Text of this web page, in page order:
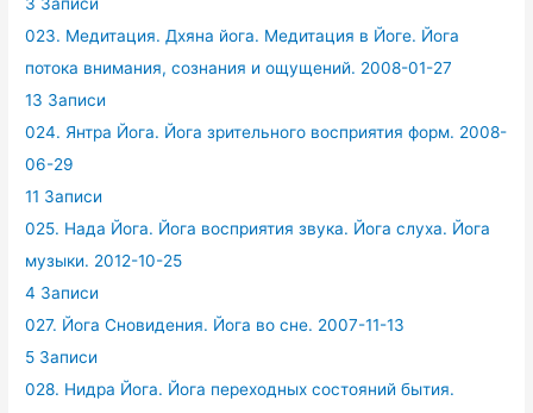
023. Медитация. Дхяна йога. Медитация в Йоге. Йога
потока внимания, сознания и ощущений. 2008-01-27
13 Записи
024. Янтра Йога. Йога зрительного восприятия форм. 2008-
06-29
11 Записи
025. Нада Йога. Йога восприятия звука. Йога слуха. Йога
музыки. 2012-10-25
4 Записи
027. Йога Сновидения. Йога во сне. 2007-11-13
5 Записи
028. Нидра Йога. Йога переходных состояний бытия.